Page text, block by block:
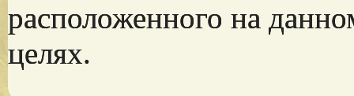
расположенного на
целях.